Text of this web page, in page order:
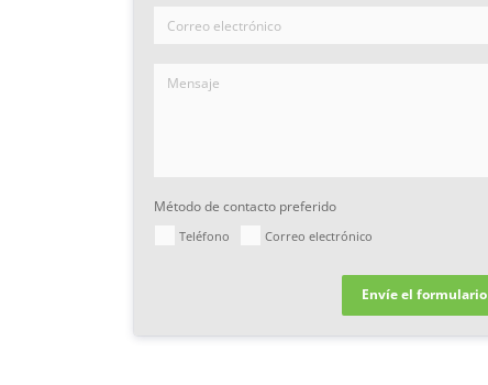
Método de contacto preferido
Teléfono Correo electrónico
Envíe el formulario